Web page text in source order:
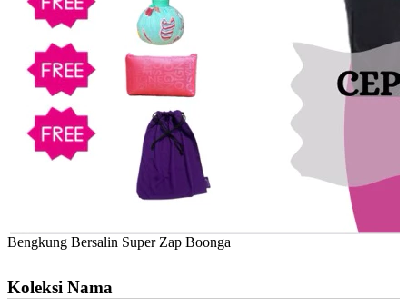
Bengkung Bersalin Super Zap Boonga
Koleksi Nama